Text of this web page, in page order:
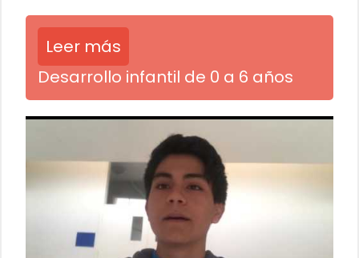
Leer más
Desarrollo infantil de 0 a 6 años